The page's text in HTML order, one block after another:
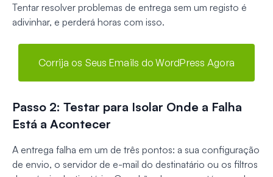
Tentar resolver problemas de entrega sem um registo é
adivinhar, e perderá horas com isso.
Corrija os Seus Emails do WordPress Agora
Passo 2: Testar para Isolar Onde a Falha
Está a Acontecer
A entrega falha em um de três pontos: a sua configuração
de envio, o servidor de e-mail do destinatário ou os filtros